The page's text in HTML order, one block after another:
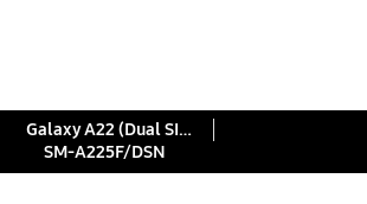
Galaxy A22 (Dual SIM)
SM-A225F/DSN